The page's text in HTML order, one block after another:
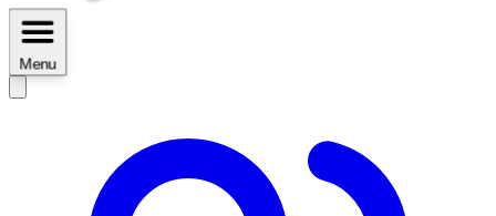
MyCake Academy c'est :
des fiches imprimables ...
Découvrir
Menu